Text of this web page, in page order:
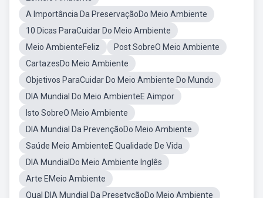
A Importância Da PreservaçãoDo Meio Ambiente
10 Dicas ParaCuidar Do Meio Ambiente
Meio AmbienteFeliz
Post SobreO Meio Ambiente
CartazesDo Meio Ambiente
Objetivos ParaCuidar Do Meio Ambiente Do Mundo
DIA Mundial Do Meio AmbienteE Aimpor
Isto SobreO Meio Ambiente
DIA Mundial Da PrevençãoDo Meio Ambiente
Saúde Meio AmbienteE Qualidade De Vida
DIA MundialDo Meio Ambiente Inglês
Arte EMeio Ambiente
Qual DIA Mundial Da PresetvçãoDo Meio Ambiente